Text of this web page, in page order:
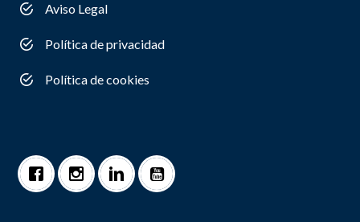
Aviso Legal
Política de privacidad
Política de cookies